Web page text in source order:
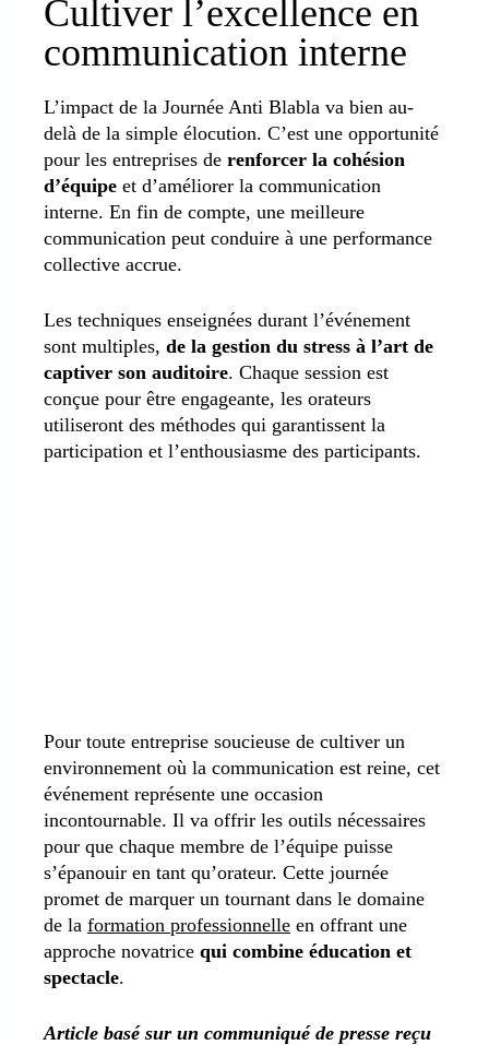
Cultiver l’excellence en
communication interne
L’impact de la Journée Anti Blabla va bien au-
delà de la simple élocution. C’est une opportunité
pour les entreprises de renforcer la cohésion
d’équipe et d’améliorer la communication
interne. En fin de compte, une meilleure
communication peut conduire à une performance
collective accrue.
Les techniques enseignées durant l’événement
sont multiples, de la gestion du stress à l’art de
captiver son auditoire. Chaque session est
conçue pour être engageante, les orateurs
utiliseront des méthodes qui garantissent la
participation et l’enthousiasme des participants.
Pour toute entreprise soucieuse de cultiver un
environnement où la communication est reine, cet
événement représente une occasion
incontournable. Il va offrir les outils nécessaires
pour que chaque membre de l’équipe puisse
s’épanouir en tant qu’orateur. Cette journée
promet de marquer un tournant dans le domaine
de la formation professionnelle en offrant une
approche novatrice qui combine éducation et
spectacle.
Article basé sur un communiqué de presse reçu